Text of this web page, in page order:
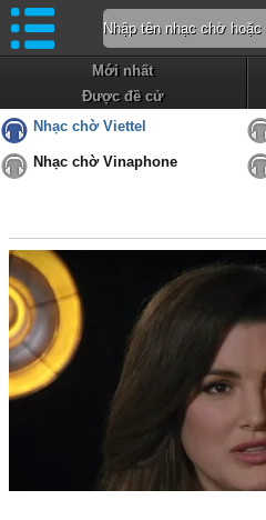
Mới nhất
Được đề cử
Nhạc chờ Viettel
Nhạc chờ Vinaphone